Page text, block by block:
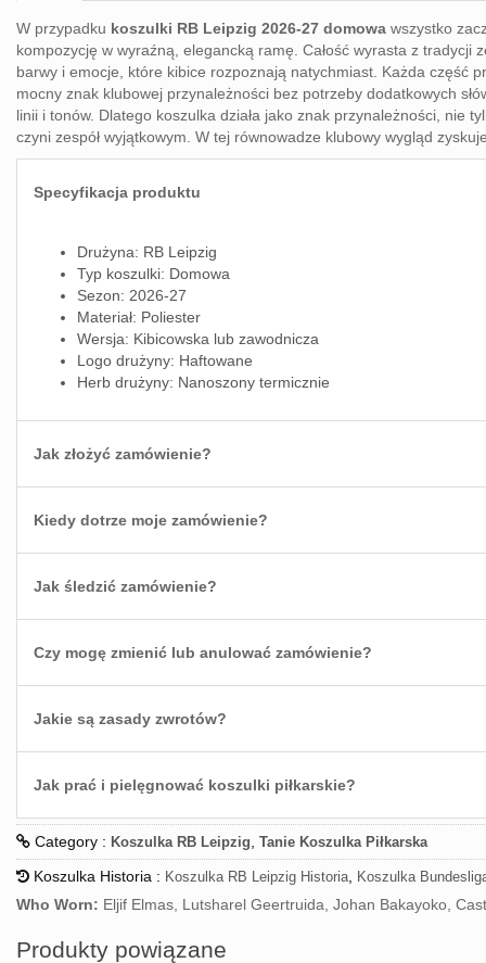
W przypadku koszulki RB Leipzig 2026-27 domowa wszystko
kompozycję w wyraźną, elegancką ramę. Całość wyrasta z tradycji
barwy i emocje, które kibice rozpoznają natychmiast. Każda część
mocny znak klubowej przynależności bez potrzeby dodatkowych
linii i tonów. Dlatego koszulka działa jako znak przynależności, nie
czyni zespół wyjątkowym. W tej równowadze klubowy wygląd zyskuje
Specyfikacja produktu
Drużyna: RB Leipzig
Typ koszulki: Domowa
Sezon: 2026-27
Materiał: Poliester
Wersja: Kibicowska lub zawodnicza
Logo drużyny: Haftowane
Herb drużyny: Nanoszony termicznie
Jak złożyć zamówienie?
Kiedy dotrze moje zamówienie?
Jak śledzić zamówienie?
Czy mogę zmienić lub anulować zamówienie?
Jakie są zasady zwrotów?
Jak prać i pielęgnować koszulki piłkarskie?
Category : Koszulka RB Leipzig Tanie Koszulka Piłkarska
Koszulka Historia : Koszulka RB Leipzig Historia Koszulka
Who Worn: Eljif Elmas, Lutsharel Geertruida, Johan Bakayoko,
Produkty powiązane